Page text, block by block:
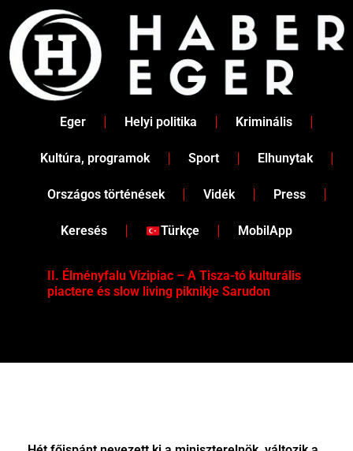
content
Eger Helyi politika Kriminális
Kultúra, programok Sport Elhunytak
Országos történések Vidék Press
Keresés Türkçe MobilApp
II. Élményfalu Vízipiac – A Tisza-tó kulturális
piactere és slow living piknikje Sarudon